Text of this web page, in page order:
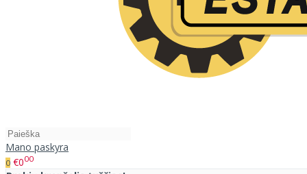
Mano paskyra
0 €000